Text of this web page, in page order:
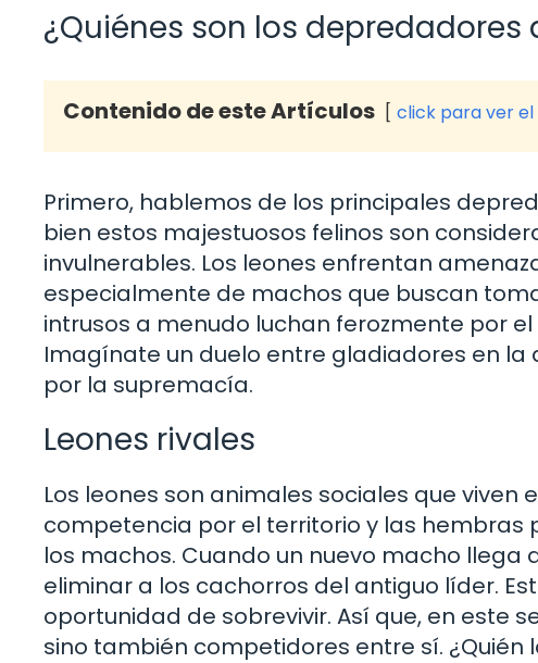
¿Quiénes son los depredadores
Contenido de este Artículos click para ver
Primero, hablemos de los principales
bien estos majestuosos felinos son
invulnerables. Los leones enfrentan
especialmente de machos que buscan
intrusos a menudo luchan ferozmente por
Imagínate un duelo entre gladiadores en
por la supremacía.
Leones rivales
Los leones son animales sociales que
competencia por el territorio y las
los machos. Cuando un nuevo macho
eliminar a los cachorros del antiguo líder.
oportunidad de sobrevivir. Así que, en este
sino también competidores entre sí. ¿Quién